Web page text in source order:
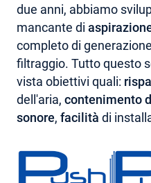
due anni, abbiamo
mancante di
completo di
filtraggio. Tutto questo
vista obiettivi quali:
dell'aria, contenimento
sonore, facilità di